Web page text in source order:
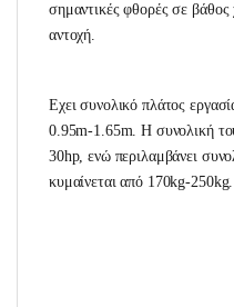
σημαντικές φθορές σε
αντοχή.
Εχει συνολικό πλάτος
0.95m-1.65m. Η συνολική
30hp, ενώ περιλαμβάνει
κυμαίνεται από 170kg-250kg.